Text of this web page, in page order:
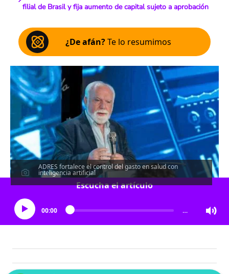
filial de Brasil y fija aumento de capital sujeto a aprobación
¿De afán?Te lo resumimos
ADRES fortalece el control del gasto en salud con
inteligencia artificial
Escucha el artículo
00:00 …